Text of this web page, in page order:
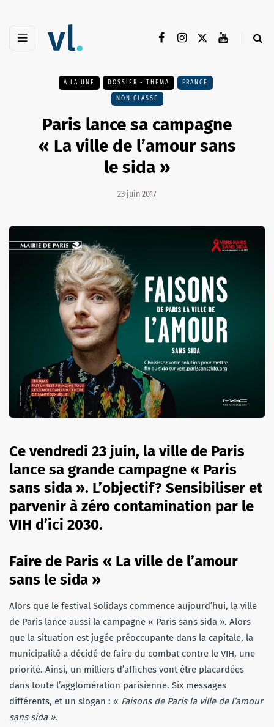
A LA UNE DOSSIER - THEMA FRANCE
NON CLASSÉ
Paris lance sa campagne
« La ville de l’amour sans
le sida »
23 juin 2017
Ce vendredi 23 juin, la ville de Paris
lance sa grande campagne « Paris
sans sida ». L’objectif? Sensibiliser et
parvenir à zéro contamination par le
VIH d’ici 2030.
Faire de Paris « La ville de l’amour
sans le sida »
Alors que le festival Solidays commence aujourd’hui, la ville
de Paris lance aussi la campagne « Paris sans sida ». Alors
que la situation est jugée préoccupante dans la capitale, la
municipalité a décidé de faire du combat contre le VIH, une
priorité. Ainsi, un milliers d’affiches vont être placardées
dans toute l’agglomération parisienne. Six messages
différents, et un slogan : « Faisons de Paris la ville de l’amour
sans sida ».